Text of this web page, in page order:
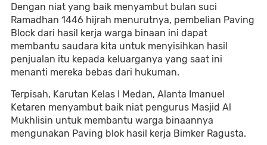
Dengan niat yang baik menyambut bulan suci
Ramadhan 1446 hijrah menurutnya, pembelian Paving
Block dari hasil kerja warga binaan ini dapat
membantu saudara kita untuk menyisihkan hasil
penjualan itu kepada keluarganya yang saat ini
menanti mereka bebas dari hukuman.
Terpisah, Karutan Kelas I Medan, Alanta Imanuel
Ketaren menyambut baik niat pengurus Masjid Al
Mukhlisin untuk membantu warga binaannya
mengunakan Paving blok hasil kerja Bimker Ragusta.